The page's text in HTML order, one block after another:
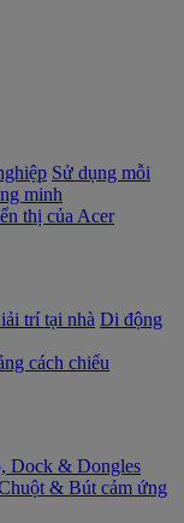
Sử dụng mỗi
minh
thị của Acer
trí tại nhà Di động
cách chiếu
Dock & Dongles
& Bút cảm ứng